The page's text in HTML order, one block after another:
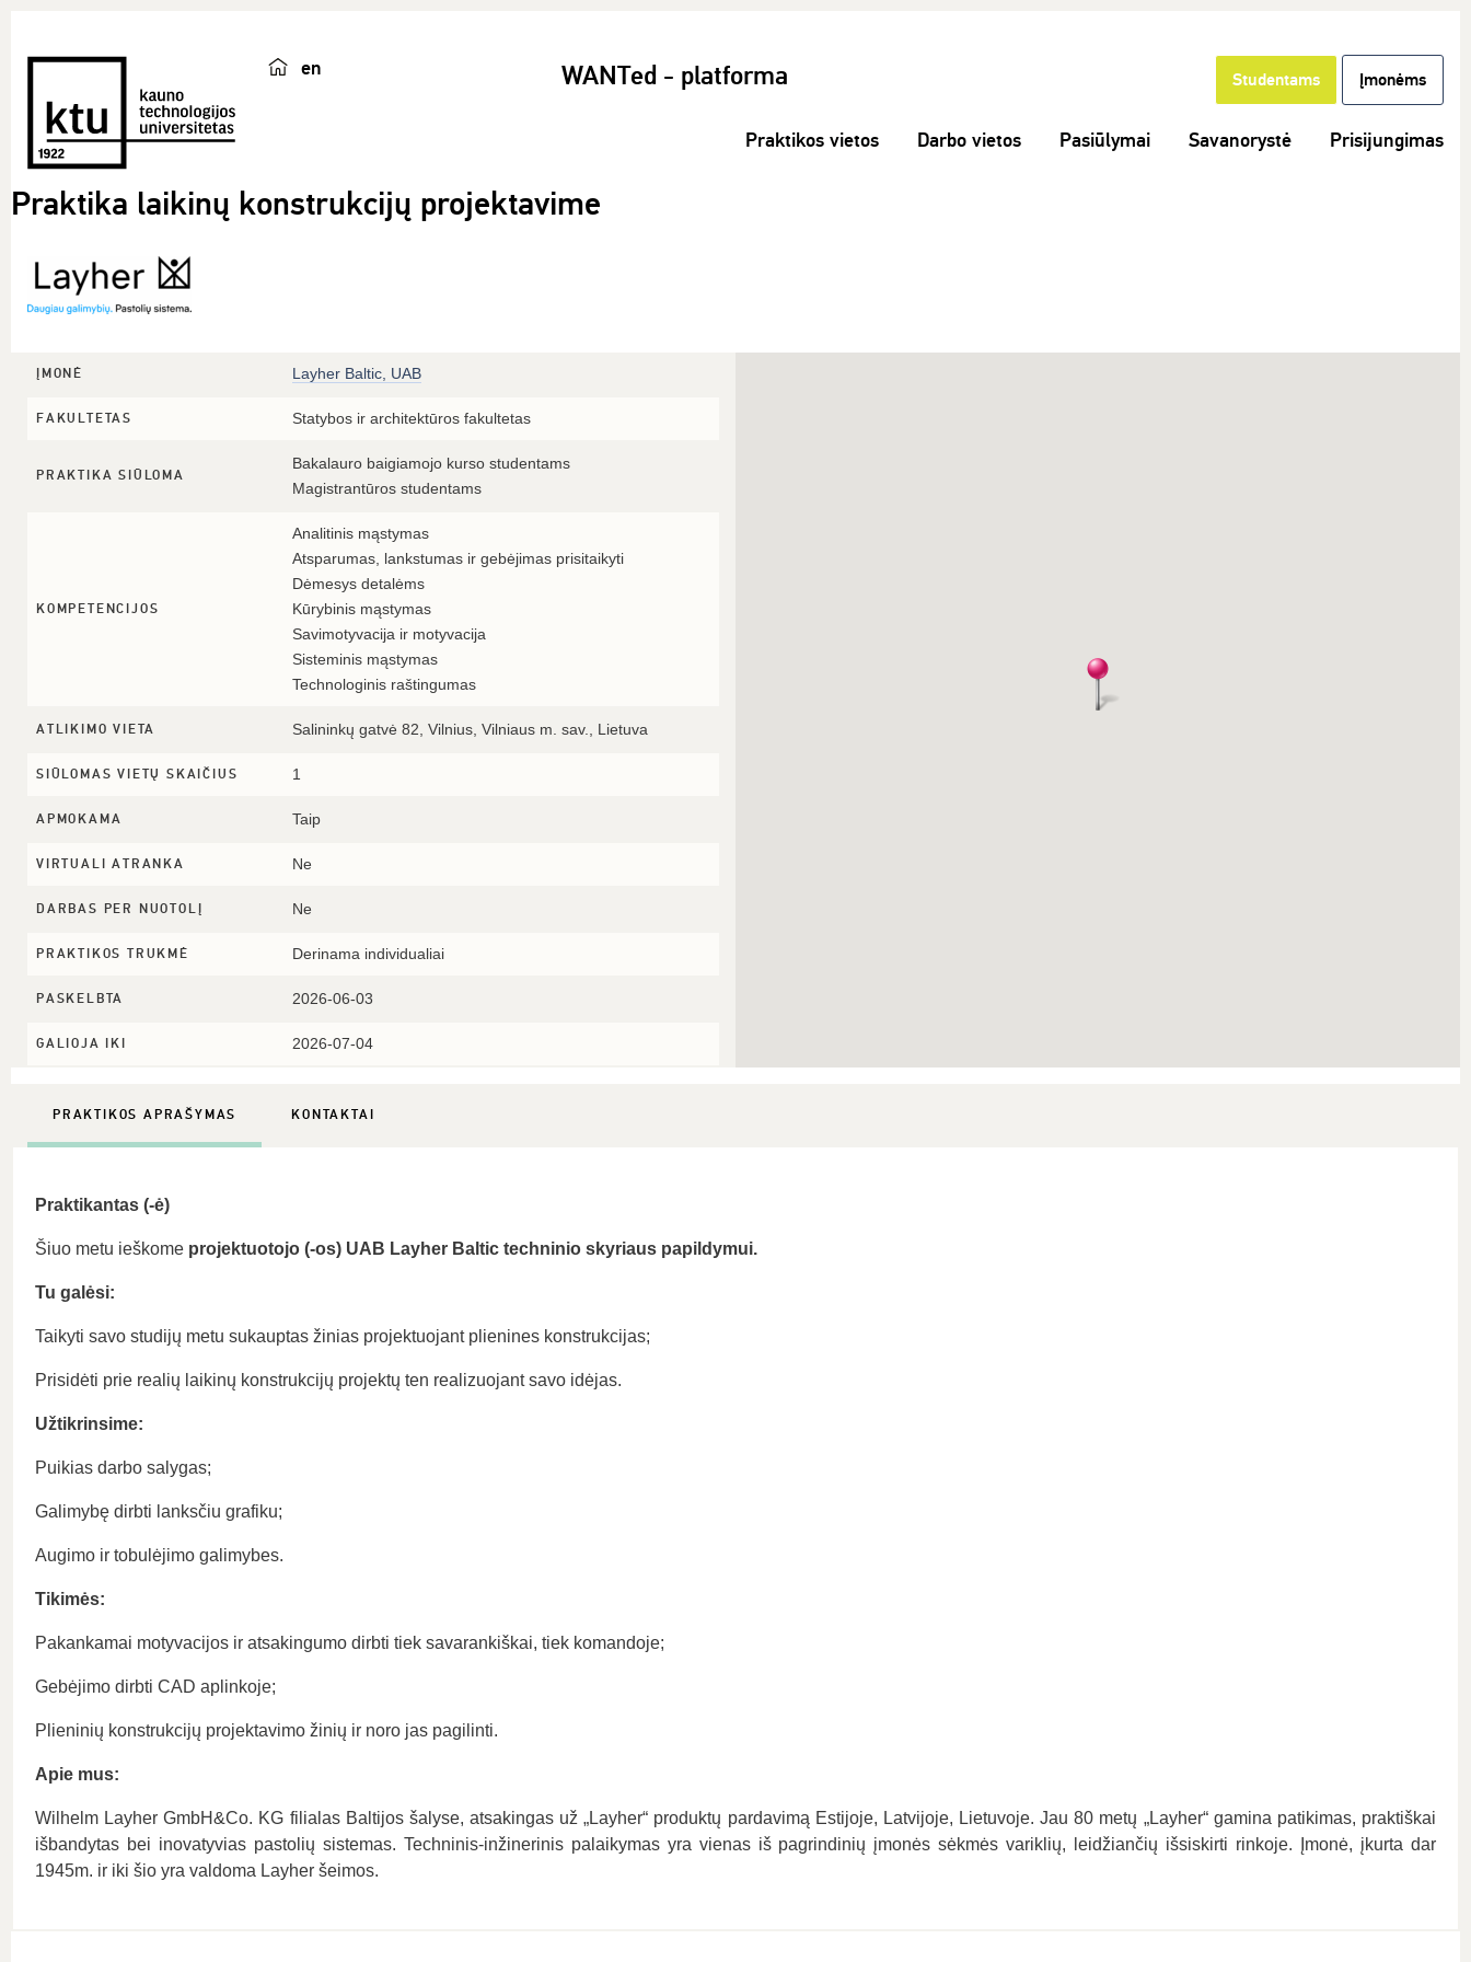
en WANTed - platforma Studentams Įmonėms
Praktikos vietos Darbo vietos Pasiūlymai Savanorystė Prisijungimas
Praktika laikinų konstrukcijų projektavime
ĮMONĖ Layher Baltic, UAB
FAKULTETAS Statybos ir architektūros fakultetas
PRAKTIKA SIŪLOMA
Bakalauro baigiamojo kurso studentams
Magistrantūros studentams
KOMPETENCIJOS
Analitinis mąstymas
Atsparumas, lankstumas ir gebėjimas prisitaikyti
Dėmesys detalėms
Kūrybinis mąstymas
Savimotyvacija ir motyvacija
Sisteminis mąstymas
Technologinis raštingumas
ATLIKIMO VIETA Salininkų gatvė 82, Vilnius, Vilniaus m. sav., Lietuva
SIŪLOMAS VIETŲ SKAIČIUS 1
APMOKAMA Taip
VIRTUALI ATRANKA Ne
DARBAS PER NUOTOLĮ Ne
PRAKTIKOS TRUKMĖ Derinama individualiai
PASKELBTA 2026-06-03
GALIOJA IKI 2026-07-04
PRAKTIKOS APRAŠYMAS KONTAKTAI
Praktikantas (-ė)
Šiuo metu ieškome projektuotojo (-os) UAB Layher Baltic techninio skyriaus papildymui.
Tu galėsi:
Taikyti savo studijų metu sukauptas žinias projektuojant plienines konstrukcijas;
Prisidėti prie realių laikinų konstrukcijų projektų ten realizuojant savo idėjas.
Užtikrinsime:
Puikias darbo salygas;
Galimybę dirbti lanksčiu grafiku;
Augimo ir tobulėjimo galimybes.
Tikimės:
Pakankamai motyvacijos ir atsakingumo dirbti tiek savarankiškai, tiek komandoje;
Gebėjimo dirbti CAD aplinkoje;
Plieninių konstrukcijų projektavimo žinių ir noro jas pagilinti.
Apie mus:
Wilhelm Layher GmbH&Co. KG filialas Baltijos šalyse, atsakingas už „Layher“ produktų pardavimą Estijoje, Latvijoje, Lietuvoje. Jau 80 metų „Layher“ gamina patikimas, praktiškai
išbandytas bei inovatyvias pastolių sistemas. Techninis-inžinerinis palaikymas yra vienas iš pagrindinių įmonės sėkmės variklių, leidžiančių išsiskirti rinkoje. Įmonė, įkurta dar
1945m. ir iki šio yra valdoma Layher šeimos.